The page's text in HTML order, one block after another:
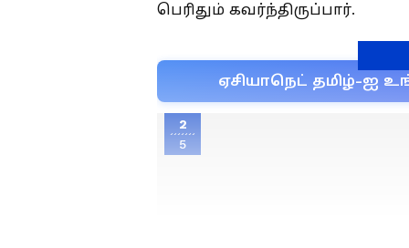
பெரிதும் கவர்ந்திருப்பார்.
ஏசியாநெட் தமிழ்-ஐ
2
5